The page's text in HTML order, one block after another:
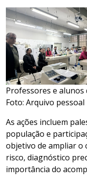
Professores e
Foto: Arquivo pessoal
As ações incluem
população e
objetivo de ampliar o
risco, diagnóstico
importância do